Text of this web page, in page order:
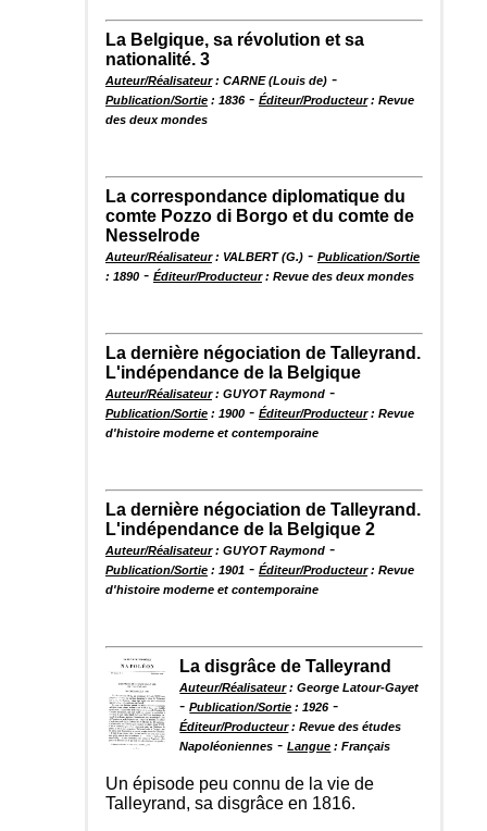
La Belgique, sa révolution et sa
nationalité. 3
Auteur/Réalisateur: CARNE (Louis de) -
Publication/Sortie : 1836 - Éditeur/Producteur: Revue
des deux mondes
La correspondance diplomatique du
comte Pozzo di Borgo et du comte de
Nesselrode
Auteur/Réalisateur: VALBERT (G.) - Publication/Sortie
: 1890 - Éditeur/Producteur: Revue des deux mondes
La dernière négociation de Talleyrand.
L'indépendance de la Belgique
Auteur/Réalisateur: GUYOT Raymond -
Publication/Sortie : 1900 - Éditeur/Producteur: Revue
d'histoire moderne et contemporaine
La dernière négociation de Talleyrand.
L'indépendance de la Belgique 2
Auteur/Réalisateur: GUYOT Raymond -
Publication/Sortie : 1901 - Éditeur/Producteur: Revue
d'histoire moderne et contemporaine
La disgrâce de Talleyrand
Auteur/Réalisateur: George Latour-Gayet
-Publication/Sortie : 1926 -
Éditeur/Producteur: Revue des études
Napoléoniennes -Langue : Français
Un épisode peu connu de la vie de
Talleyrand, sa disgrâce en 1816.